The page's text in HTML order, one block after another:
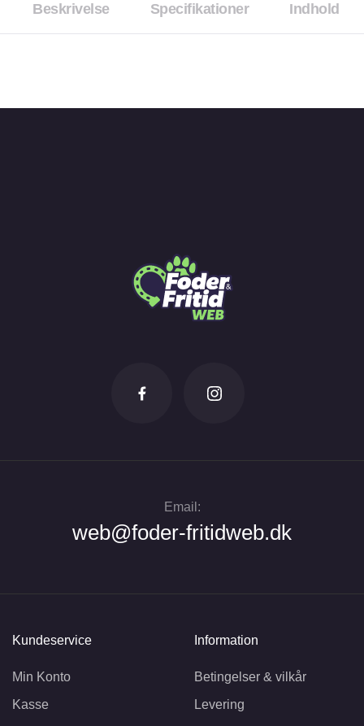
Beskrivelse Specifikationer Indhold
Email:
web@foder-fritidweb.dk
Kundeservice
Min Konto
Kasse
Information
Betingelser & vilkår
Levering